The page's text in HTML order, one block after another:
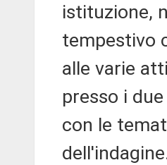
istituzione,
tempestivo
alle varie
presso i
con le